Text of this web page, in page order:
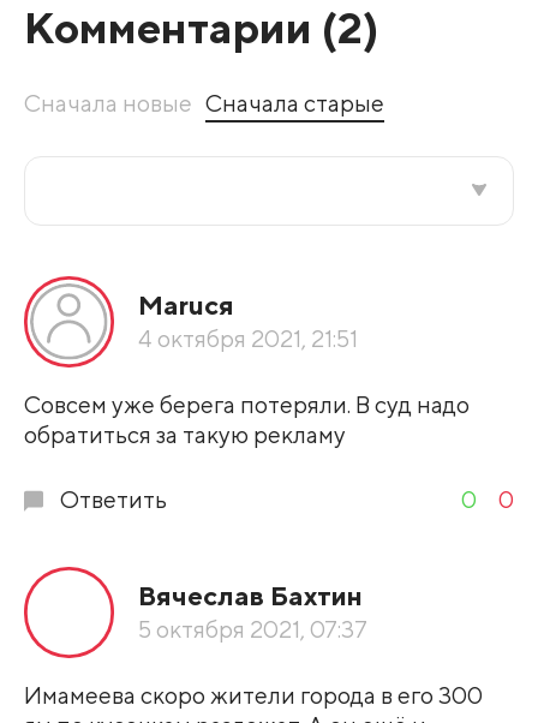
Комментарии (2)
Сначала новые Сначала старые
По рейтингу
Развернуть все
Маruся
4 октября 2021, 21:51
Совсем уже берега потеряли. В суд надо
обратиться за такую рекламу
Ответить 0 0
Вячеслав Бахтин
5 октября 2021, 07:37
Имамеева скоро жители города в его 300